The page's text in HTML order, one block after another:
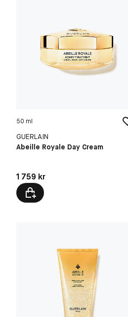
50 ml
GUERLAIN
Abeille Royale Day Cream
Pris: 1 759 kr
1 759 kr